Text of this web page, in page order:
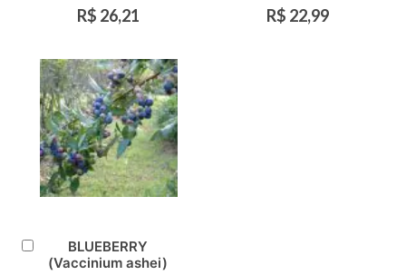
R$ 26,21 R$ 22,99
Adicionar
BLUEBERRY
(Vaccinium ashei)